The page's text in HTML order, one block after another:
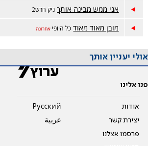
אני ממש מבינה אותך ניק חדש2
מובן מאוד מאוד כל היופי אחרונה
אולי יעניין אותך
פנו אלינו
אודות
יצירת קשר
פרסמו אצלנו
Pусский
عربية